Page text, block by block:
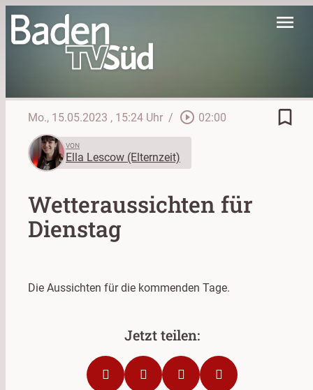
menu
Mo., 15.05.2023 , 15:24 Uhr / play_circle_outline 02:00 bookmark_border
VON
Ella Lescow (Elternzeit)
Wetteraussichten für
Dienstag
Die Aussichten für die kommenden Tage.